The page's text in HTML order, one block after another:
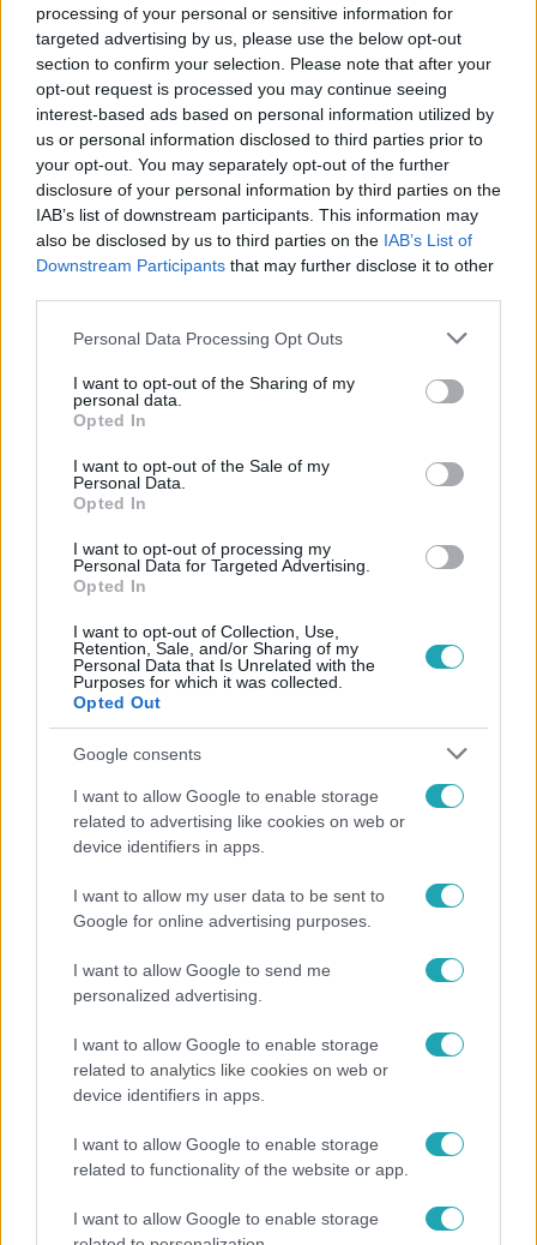
processing of your personal or sensitive information for
targeted advertising by us, please use the below opt-out
section to confirm your selection. Please note that after your
opt-out request is processed you may continue seeing
interest-based ads based on personal information utilized by
us or personal information disclosed to third parties prior to
your opt-out. You may separately opt-out of the further
disclosure of your personal information by third parties on the
IAB’s list of downstream participants. This information may
also be disclosed by us to third parties on the IAB’s List of
Downstream Participants that may further disclose it to other
Please note that this website/app uses one or more Google
not limited to your visit or usage behaviour. You may click to
grant or deny consent to Google and its third-party tags to
use your data for below specified purposes in below Google
consent section.
Personal Data Processing Opt Outs
I want to opt-out of the Sharing of my
personal data.
Opted In
I want to opt-out of the Sale of my
Personal Data.
Opted In
I want to opt-out of processing my
Personal Data for Targeted Advertising.
Opted In
I want to opt-out of Collection, Use,
Retention, Sale, and/or Sharing of my
Personal Data that Is Unrelated with the
Purposes for which it was collected.
Opted Out
Google consents
I want to allow Google to enable storage
related to advertising like cookies on web or
device identifiers in apps.
I want to allow my user data to be sent to
Google for online advertising purposes.
I want to allow Google to send me
personalized advertising.
I want to allow Google to enable storage
related to analytics like cookies on web or
device identifiers in apps.
I want to allow Google to enable storage
related to functionality of the website or app.
I want to allow Google to enable storage
#BULVÁR #GÁSPÁR LACI #SZTÁRPÁROK
PUSKÁS-DALLOS PETI
RYAN REYNOLDS #SCHOBERT NORBERT
RUBINT RÉKA PUSKÁS-DALLOS BOGI
Népszerű
Átvonul a hidegfront az országon – így alakul a
hőmérséklet a hét második felében